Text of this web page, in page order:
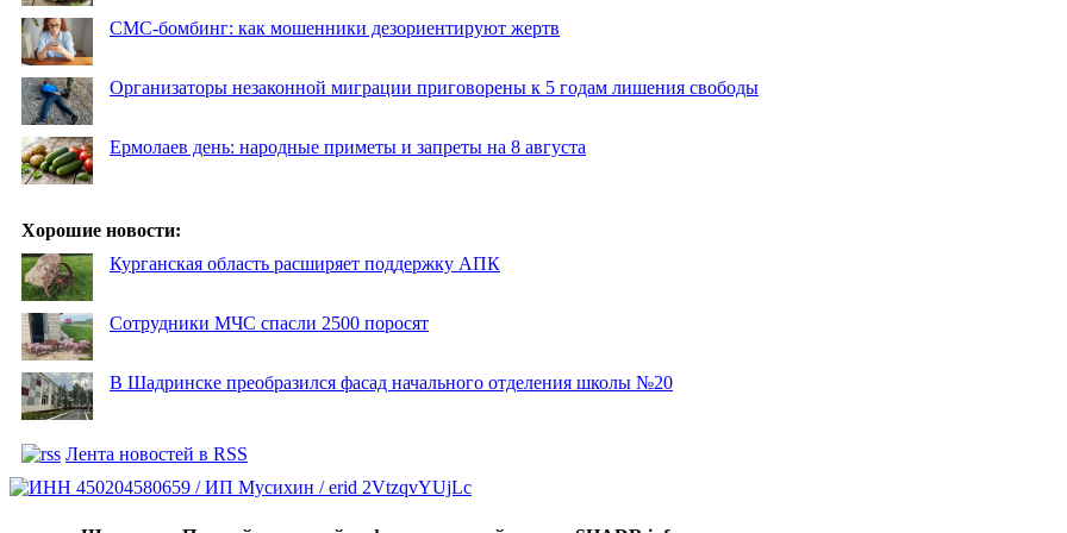
СМС-бомбинг: как мошенники дезориентируют жертв
Организаторы незаконной миграции приговорены к 5 годам лишения свободы
Ермолаев день: народные приметы и запреты на 8 августа
Хорошие новости:
Курганская область расширяет поддержку АПК
Сотрудники МЧС спасли 2500 поросят
В Шадринске преобразился фасад начального отделения школы №20
Лента новостей в RSS